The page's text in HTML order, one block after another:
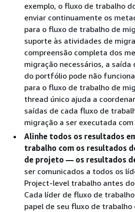
exemplo, o fluxo de trabalho
enviar continuamente os
para o fluxo de trabalho de
suporte às atividades de
compreensão completa dos
migração necessários, a
do portfólio pode não
para o fluxo de trabalho de
thread único ajuda a
saídas de cada fluxo de
migração a ser executada
Alinhe todos os resultados
trabalho com os resultados
de projeto — os resultados
ser comunicados a todos os
Project-level trabalho antes
Cada líder de fluxo de
papel de seu fluxo de trabalho